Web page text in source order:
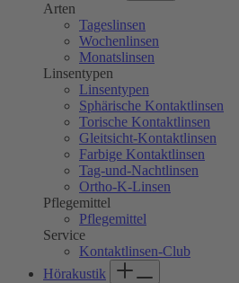
Arten
Tageslinsen
Wochenlinsen
Monatslinsen
Linsentypen
Linsentypen
Sphärische Kontaktlinsen
Torische Kontaktlinsen
Gleitsicht-Kontaktlinsen
Farbige Kontaktlinsen
Tag-und-Nachtlinsen
Ortho-K-Linsen
Pflegemittel
Pflegemittel
Service
Kontaktlinsen-Club
Hörakustik